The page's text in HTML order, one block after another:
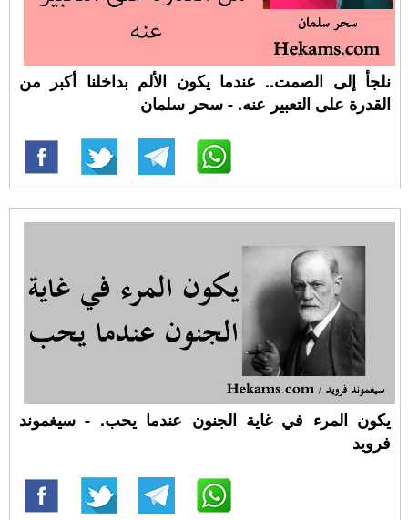
نلجأ إلى الصمت.. عندما يكون الألم بداخلنا أكبر من
القدرة على التعبير عنه. - سحر سلمان
يكون المرء في غاية الجنون عندما يحب. - سيغموند
فرويد